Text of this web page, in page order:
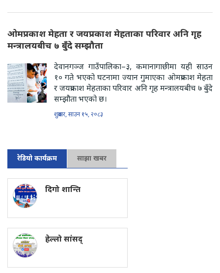
ओमप्रकाश मेहता र जयप्रकाश मेहताका परिवार अनि गृह
मन्त्रालयबीच ७ बुँदे सम्झौता
देवानगञ्ज गाउँपालिका–३, कमानागाछीमा यही साउन
१० गते भएको घटनामा ज्यान गुमाएका ओमप्रकाश मेहता
र जयप्रकाश मेहताका परिवार अनि गृह मन्त्रालयबीच ७ बुँदे
सम्झौता भएको छ।
शुक्रबार, साउन १५, २०८३
रेडियो कार्यक्रम साझा खबर
दिगो शान्ति
हेल्लो सांसद्